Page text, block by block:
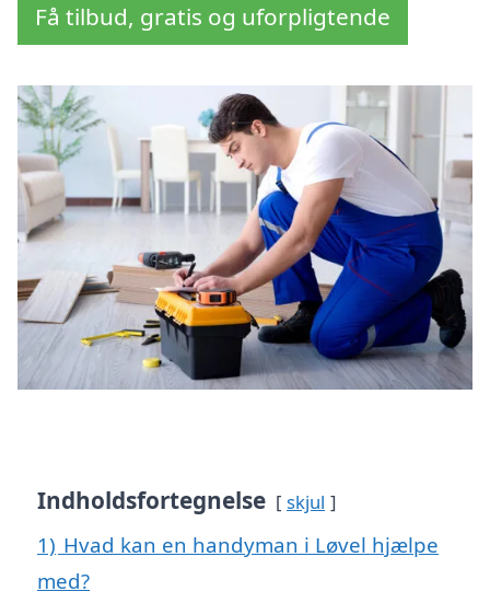
Få tilbud, gratis og uforpligtende
Indholdsfortegnelse skjul
1) Hvad kan en handyman i Løvel hjælpe
med?